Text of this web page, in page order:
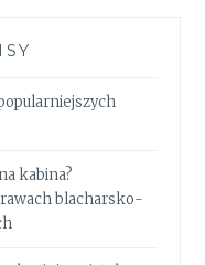
kabina?
blacharsko-